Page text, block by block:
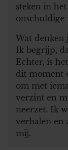
steken in
onschuldige
Wat denken
Ik begrijp,
Echter, is
dit moment
om met
verzint en
neerzet. Ik
verhalen en
mij.